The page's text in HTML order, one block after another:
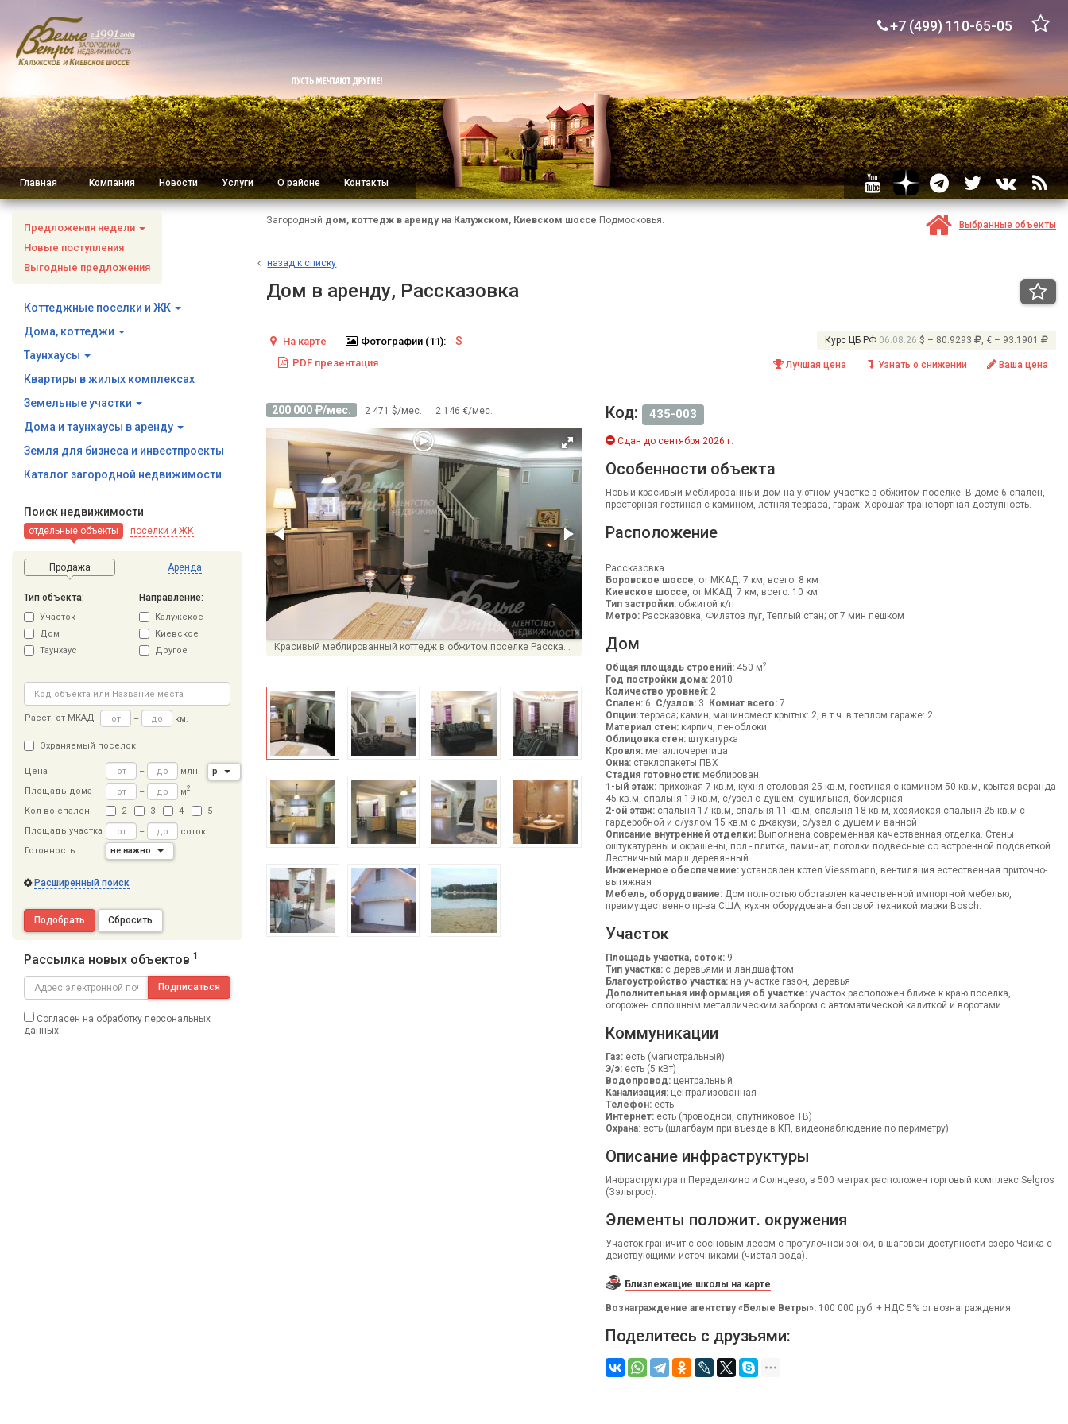
+7 (499) 110-65-05
Главная Компания Новости Услуги О районе Контакты
Предложения недели
Новые поступления
Выгодные предложения
Коттеджные поселки и ЖК
Дома, коттеджи
Таунхаусы
Квартиры в жилых комплексах
Земельные участки
Дома и таунхаусы в аренду
Земля для бизнеса и инвестпроекты
Каталог загородной недвижимости
Поиск недвижимости
отдельные объекты поселки и ЖК
Продажа Аренда
Тип объекта:
Участок
Дом
Таунхаус
Направление:
Калужское
Киевское
Другое
Расст. от МКАД – км.
Охраняемый поселок
Цена – млн.
р
Площадь дома
– м2
Кол-во спален 2 3 4
5+
Площадь участка
–
соток
Готовность
не важно
Расширенный поиск
Подобрать Сбросить
Рассылка новых объектов 1
Подписаться
Согласен на обработку персональных
данных
Загородный дом, коттедж в аренду на Калужском, Киевском шоссе Подмосковья. Выбранные объекты
назад к списку
Дом в аренду, Рассказовка
Курс ЦБ РФ 06.08.26 $ – 80.9293 , € – 93.1901
Лучшая цена Узнать о снижении Ваша цена
На карте Фотографии (11): S
PDF презентация
200 000 /мес. 2 471 $/мес. 2 146 €/мес.
Красивый меблированный коттедж в обжитом поселке Рассказовка
Код: 435-003
Сдан до сентября 2026 г.
Особенности объекта
Новый красивый меблированный дом на уютном участке в обжитом поселке. В доме 6 спален,
просторная гостиная с камином, летняя терраса, гараж. Хорошая транспортная доступность.
Расположение
Рассказовка
Боровское шоссе, от МКАД: 7 км, всего: 8 км
Киевское шоссе, от МКАД: 7 км, всего: 10 км
Тип застройки:обжитой к/п
Метро:Рассказовка, Филатов луг, Теплый стан; от 7 мин пешком
Дом
Общая площадь строений:450 м2
Год постройки дома:2010
Количество уровней:2
Спален:6. С/узлов:3. Комнат всего:7.
Опции:терраса; камин; машиномест крытых: 2, в т.ч. в теплом гараже: 2.
Материал стен:кирпич, пеноблоки
Облицовка стен:штукатурка
Кровля:металлочерепица
Окна:стеклопакеты ПВХ
Стадия готовности:меблирован
1-ый этаж:прихожая 7 кв.м, кухня-столовая 25 кв.м, гостиная с камином 50 кв.м, крытая веранда
45 кв.м, спальня 19 кв.м, с/узел с душем, сушильная, бойлерная
2-ой этаж:спальня 17 кв.м, спальня 11 кв.м, спальня 18 кв.м, хозяйская спальня 25 кв.м с
гардеробной и с/узлом 15 кв.м с джакузи, с/узел с душем и ванной
Описание внутренней отделки:Выполнена современная качественная отделка. Стены
оштукатурены и окрашены, пол - плитка, ламинат, потолки подвесные со встроенной подсветкой.
Лестничный марш деревянный.
Инженерное обеспечение:установлен котел Viessmann, вентиляция естественная приточно-
вытяжная
Мебель, оборудование:Дом полностью обставлен качественной импортной мебелью,
преимущественно пр-ва США, кухня оборудована бытовой техникой марки Bosch.
Участок
Площадь участка, соток:9
Тип участка:с деревьями и ландшафтом
Благоустройство участка:на участке газон, деревья
Дополнительная информация об участке:участок расположен ближе к краю поселка,
огорожен сплошным металлическим забором с автоматической калиткой и воротами
Коммуникации
Газ:есть (магистральный)
Э/э:есть (5 кВт)
Водопровод:центральный
Канализация:централизованная
Телефон:есть
Интернет:есть (проводной, спутниковое ТВ)
Охрана: есть (шлагбаум при въезде в КП, видеонаблюдение по периметру)
Описание инфраструктуры
Инфраструктура п.Переделкино и Солнцево, в 500 метрах расположен торговый комплекс Selgros
(Зэльгрос).
Элементы положит. окружения
Участок граничит с сосновым лесом с прогулочной зоной, в шаговой доступности озеро Чайка с
действующими источниками (чистая вода).
Близлежащие школы на карте
Вознаграждение агентству «Белые Ветры»:100 000 руб. + НДС 5% от вознаграждения
Поделитесь с друзьями: